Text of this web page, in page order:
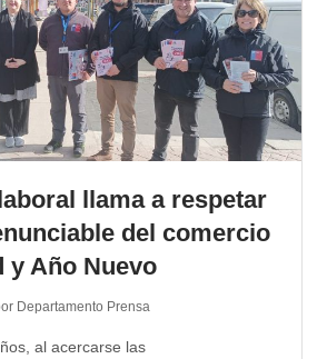
llama a respetar
del comercio
y Año Nuevo
Departamento Prensa
al acercarse las